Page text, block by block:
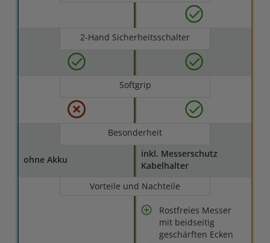
2-Hand Sicherheitsschalter
Softgrip
Besonderheit
ohne Akku
inkl. Messerschutz
Kabelhalter
Vorteile und Nachteile
Rostfreies Messer
mit beidseitig
geschärften Ecken